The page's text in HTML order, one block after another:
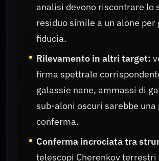
analisi devono riscontrare lo
residuo simile a un alone per
fiducia.
Rilevamento in altri target:
firma spettrale
galassie nane, ammassi di
sub-aloni oscuri sarebbe una
conferma.
Conferma incrociata tra
telescopi Cherenkov terrestri